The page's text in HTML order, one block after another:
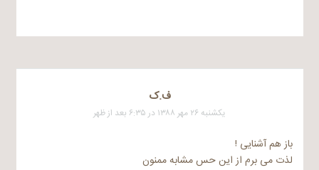
ف.ک
یکشنبه ۲۶ مهر ۱۳۸۸ در ۶:۳۵ بعد از ظهر
باز هم آشنایی !
لذت می برم از این حس مشابه ممنون